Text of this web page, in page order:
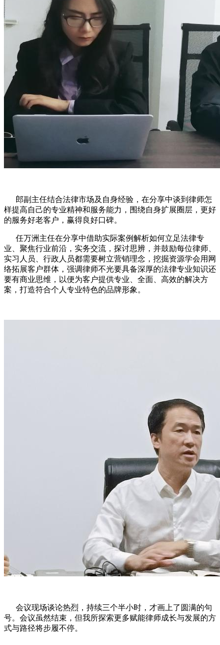
郎副主任结合法律市场及自身经验，在分享中谈到律师怎
样提高自己的专业精神和服务能力，围绕自身扩展圈层，更好
的服务好老客户，赢得良好口碑。
任万洲主任在分享中借助实际案例解析如何立足法律专
业、聚焦行业前沿，实务交流，探讨思辨，并鼓励每位律师、
实习人员、行政人员都需要树立营销理念，挖掘资源学会用网
络拓展客户群体，强调律师不光要具备深厚的法律专业知识还
要有商业思维，以便为客户提供专业、全面、高效的解决方
案，打造符合个人专业特色的品牌形象。
会议现场谈论热烈，持续三个半小时，才画上了圆满的句
号。会议虽然结束，但我所探索更多赋能律师成长与发展的方
式与路径将步履不停。